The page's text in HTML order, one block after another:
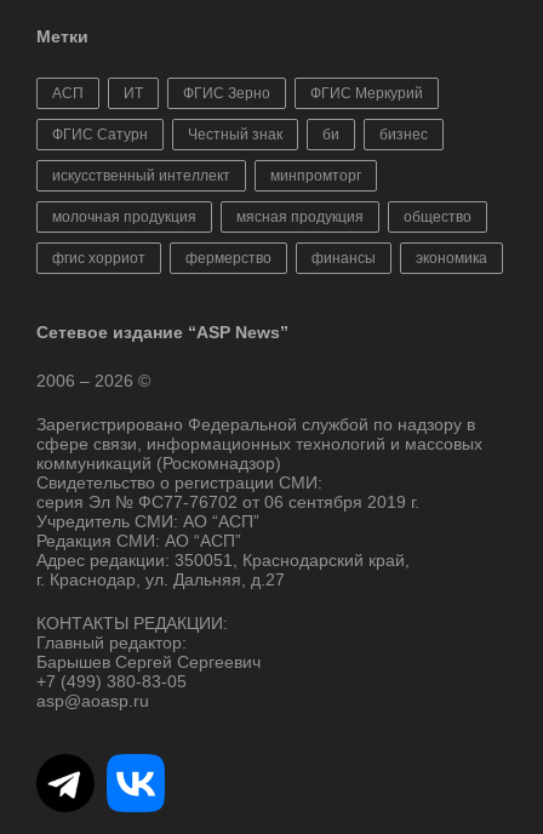
Метки
АСП ИТ ФГИС Зерно ФГИС Меркурий
ФГИС Сатурн Честный знак би бизнес
искусственный интеллект минпромторг
молочная продукция мясная продукция общество
фгис хорриот фермерство финансы экономика
Сетевое издание “ASP News”
2006 – 2026 ©
Зарегистрировано Федеральной службой по надзору в
сфере связи, информационных технологий и массовых
коммуникаций (Роскомнадзор)
Свидетельство о регистрации СМИ:
серия Эл № ФС77-76702 от 06 сентября 2019 г.
Учредитель СМИ: АО “АСП”
Редакция СМИ: АО “АСП”
Адрес редакции: 350051, Краснодарский край,
г. Краснодар, ул. Дальняя, д.27
КОНТАКТЫ РЕДАКЦИИ:
Главный редактор:
Барышев Сергей Сергеевич
+7 (499) 380-83-05
asp@aoasp.ru